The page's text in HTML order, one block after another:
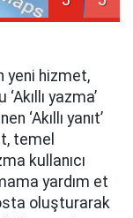
yeni hizmet,
yazma’
‘Akıllı yanıt’
temel
kullanıcı
yardım et
oluşturarak